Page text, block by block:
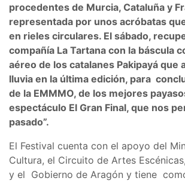
procedentes de Murcia, Cataluña y
representada por unos acróbatas
en rieles circulares. El sábado,
compañía La Tartana con la báscula
aéreo de los catalanes Pakipayá que
lluvia en la última edición, para
de la EMMMO, de los mejores
espectáculo El Gran Final, que nos
pasado”.
El Festival cuenta con el apoyo del
Cultura, el Circuito de Artes
y el Gobierno de Aragón y tiene